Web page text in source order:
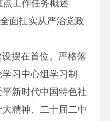
点工作任务概述
面扛实从严治党政
摆在首位。严格落
习中心组学习制
新时代中国特色社
精神、二十届二中